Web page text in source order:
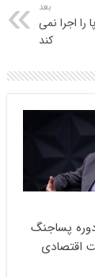
بعد
را اجرا نمی
کند
پساجنگ
اقتصادی